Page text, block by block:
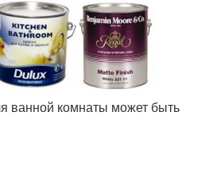
ванной комнаты может быть